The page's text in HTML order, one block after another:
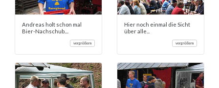
Andreas holt schon mal
Bier-Nachschub....
vergrößern
Hier noch einmal die Sicht
über alle...
vergrößern